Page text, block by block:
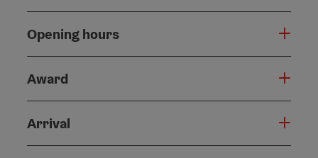
Opening hours
Award
Arrival